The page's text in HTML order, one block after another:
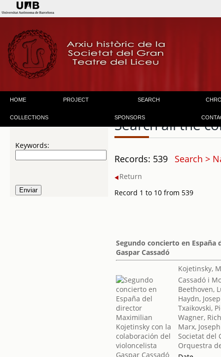
HOME PROJECT SEARCH
COLLECTIONS SPONSORS
Keywords:
Search all the
Records: 539 Search >
Return
Record 1 to 10 from 539
Segundo concierto en
Gaspar Cassadó
Kojetinsky,
Cassadó i
Beethoven,
Haydn,
Txaikovski,
Wagner,
Marx, Joseph
Societat del
Orquestra